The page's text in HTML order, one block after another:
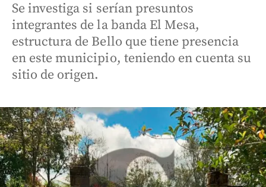
Se investiga si serían presuntos
integrantes de la banda El Mesa,
estructura de Bello que tiene presencia
en este municipio, teniendo en cuenta su
sitio de origen.